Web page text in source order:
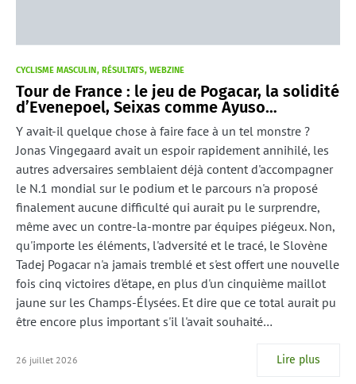
CYCLISME MASCULIN RÉSULTATS WEBZINE
Tour de France : le jeu de Pogacar, la solidité
d’Evenepoel, Seixas comme Ayuso…
Y avait-il quelque chose à faire face à un tel monstre ?
Jonas Vingegaard avait un espoir rapidement annihilé, les
autres adversaires semblaient déjà content d'accompagner
le N.1 mondial sur le podium et le parcours n'a proposé
finalement aucune difficulté qui aurait pu le surprendre,
même avec un contre-la-montre par équipes piégeux. Non,
qu'importe les éléments, l'adversité et le tracé, le Slovène
Tadej Pogacar n'a jamais tremblé et s'est offert une nouvelle
fois cinq victoires d'étape, en plus d'un cinquième maillot
jaune sur les Champs-Élysées. Et dire que ce total aurait pu
être encore plus important s'il l'avait souhaité…
26 juillet 2026 Lire plus